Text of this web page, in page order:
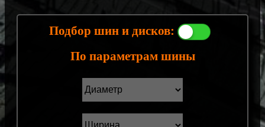
Подбор шин и дисков:
По параметрам шины